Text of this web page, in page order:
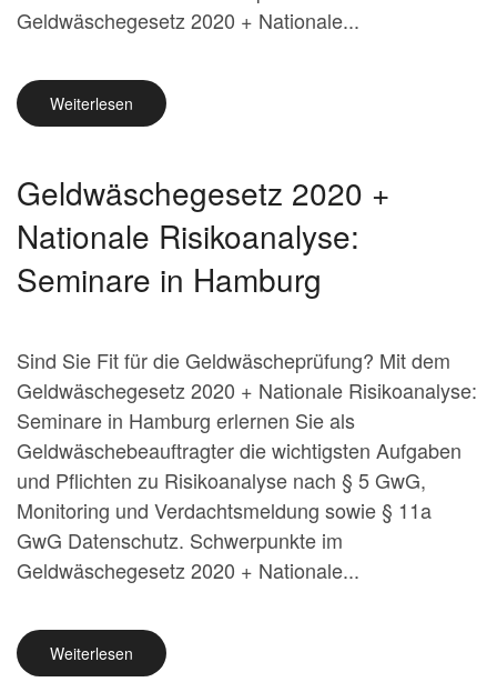
Geldwäschegesetz 2020 + Nationale...
Weiterlesen
Geldwäschegesetz 2020 +
Nationale Risikoanalyse:
Seminare in Hamburg
Sind Sie Fit für die Geldwäscheprüfung? Mit dem
Geldwäschegesetz 2020 + Nationale Risikoanalyse:
Seminare in Hamburg erlernen Sie als
Geldwäschebeauftragter die wichtigsten Aufgaben
und Pflichten zu Risikoanalyse nach § 5 GwG,
Monitoring und Verdachtsmeldung sowie § 11a
GwG Datenschutz. Schwerpunkte im
Geldwäschegesetz 2020 + Nationale...
Weiterlesen